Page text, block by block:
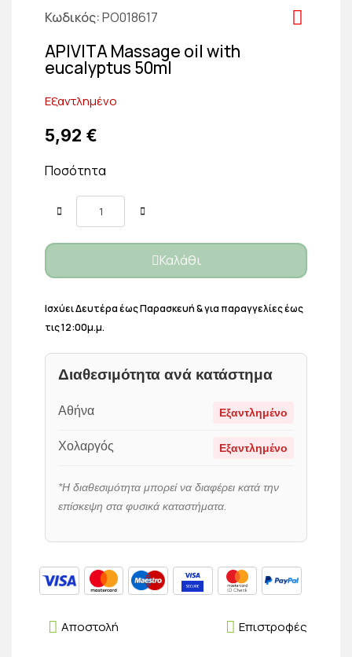
Κωδικός PO018617
APIVITA Massage oil with
eucalyptus 50ml
Εξαντλημένο
5,92 €
Ποσότητα
Καλάθι
Ισχύει Δευτέρα έως Παρασκευή & για παραγγελίες έως
τις 12:00μ.μ.
Διαθεσιμότητα ανά κατάστημα
Αθήνα Εξαντλημένο
Χολαργός Εξαντλημένο
*Η διαθεσιμότητα μπορεί να διαφέρει κατά την
επίσκεψη στα φυσικά καταστήματα.
Επιστροφές
Αποστολή